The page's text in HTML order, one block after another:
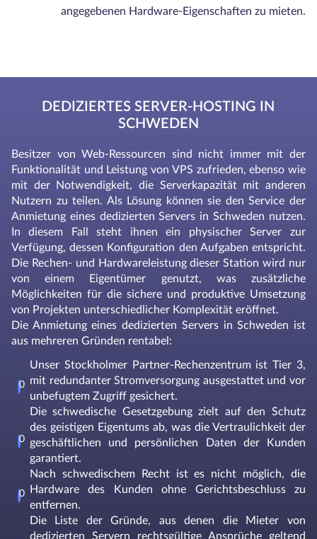
angegebenen Hardware-Eigenschaften zu mieten.
DEDIZIERTES SERVER-HOSTING IN
SCHWEDEN
Besitzer von Web-Ressourcen sind nicht immer mit der
Funktionalität und Leistung von VPS zufrieden, ebenso wie
mit der Notwendigkeit, die Serverkapazität mit anderen
Nutzern zu teilen. Als Lösung können sie den Service der
Anmietung eines dedizierten Servers in Schweden nutzen.
In diesem Fall steht ihnen ein physischer Server zur
Verfügung, dessen Konfiguration den Aufgaben entspricht.
Die Rechen- und Hardwareleistung dieser Station wird nur
von einem Eigentümer genutzt, was zusätzliche
Möglichkeiten für die sichere und produktive Umsetzung
von Projekten unterschiedlicher Komplexität eröffnet.
Die Anmietung eines dedizierten Servers in Schweden ist
aus mehreren Gründen rentabel:
Unser Stockholmer Partner-Rechenzentrum ist Tier 3,
mit redundanter Stromversorgung ausgestattet und vor
unbefugtem Zugriff gesichert.
Die schwedische Gesetzgebung zielt auf den Schutz
des geistigen Eigentums ab, was die Vertraulichkeit der
geschäftlichen und persönlichen Daten der Kunden
garantiert.
Nach schwedischem Recht ist es nicht möglich, die
Hardware des Kunden ohne Gerichtsbeschluss zu
entfernen.
Die Liste der Gründe, aus denen die Mieter von
dedizierten Servern rechtsgültige Ansprüche geltend